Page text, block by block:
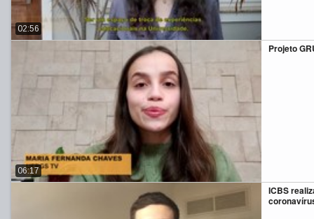
02:56
Projeto
06:17
ICBS